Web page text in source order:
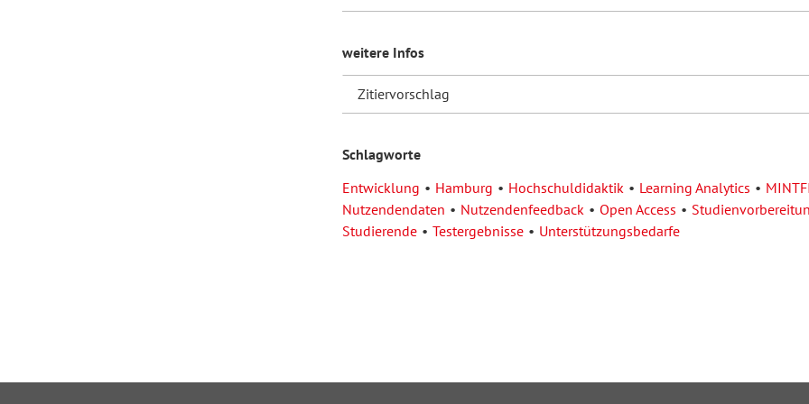
weitere Infos
Zitiervorschlag
Schlagworte
Entwicklung
Hamburg Hochschuldidaktik Learning Analytics
Nutzendendaten
Nutzendenfeedback Open Access
Studierende
Testergebnisse Unterstützungsbedarfe